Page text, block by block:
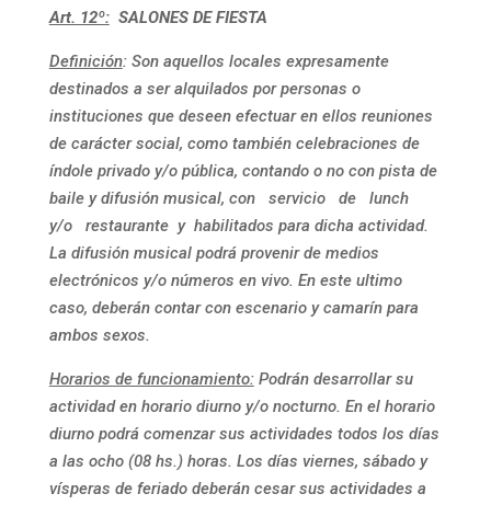
Art. 12º: SALONES DE FIESTA
Definición: Son aquellos locales expresamente
destinados a ser alquilados por personas o
instituciones que deseen efectuar en ellos reuniones
de carácter social, como también celebraciones de
índole privado y/o pública, contando o no con pista de
baile y difusión musical, con servicio de lunch
y/o restaurante y habilitados para dicha actividad.
La difusión musical podrá provenir de medios
electrónicos y/o números en vivo. En este ultimo
caso, deberán contar con escenario y camarín para
ambos sexos.
Horarios de funcionamiento:Podrán desarrollar su
actividad en horario diurno y/o nocturno. En el horario
diurno podrá comenzar sus actividades todos los días
a las ocho (08 hs.) horas. Los días viernes, sábado y
vísperas de feriado deberán cesar sus actividades a